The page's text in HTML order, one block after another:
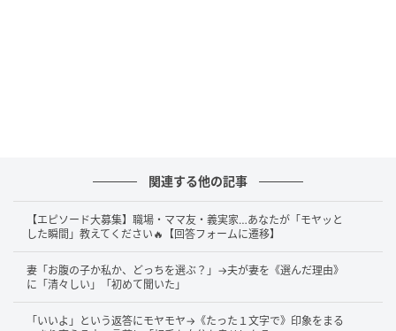
関連する他の記事
【エピソード大募集】職場・ママ友・義実家…あなたが「モヤッと
した瞬間」教えてください🔥【回答フォームに遷移】
妻「お腹の子か私か、どっちを選ぶ？」→夫が妻を《選んだ理由》
に「清々しい」「初めて聞いた」
「いいよ」という返答にモヤモヤ→《たった１文字で》印象をまる